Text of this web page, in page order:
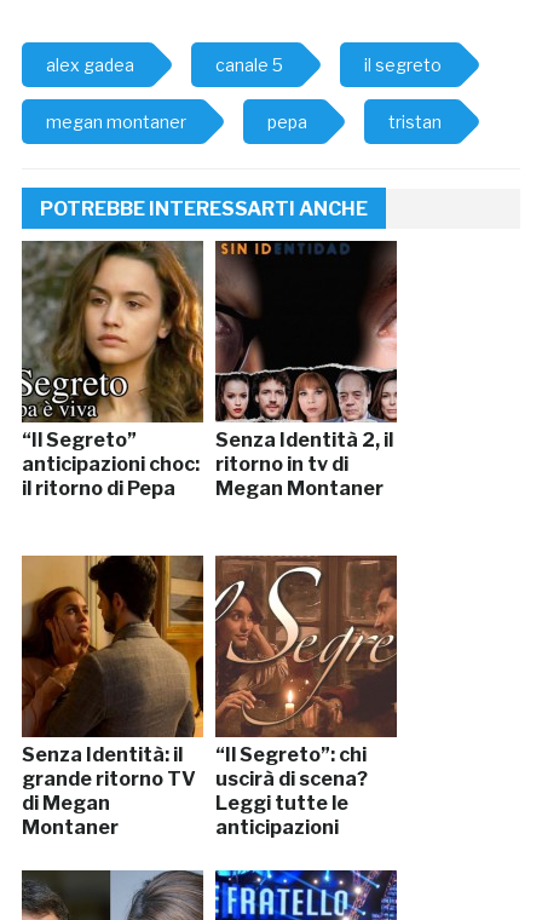
alex gadea canale 5 il segreto
megan montaner pepa tristan
POTREBBE INTERESSARTI ANCHE
“Il Segreto”
anticipazioni choc:
il ritorno di Pepa
Senza Identità 2, il
ritorno in tv di
Megan Montaner
Senza Identità: il
grande ritorno TV
di Megan
Montaner
“Il Segreto”: chi
uscirà di scena?
Leggi tutte le
anticipazioni